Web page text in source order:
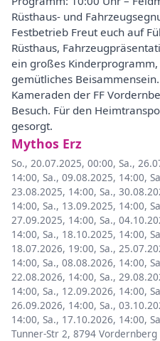
Rüsthaus- und
Festbetrieb Freut euch auf
Rüsthaus,
ein großes
gemütliches
Kameraden der FF
Besuch. Für den
gesorgt.
Mythos Erz
So., 20.07.2025, 00:00, Sa.,
14:00, Sa., 09.08.2025, 14:00,
23.08.2025, 14:00, Sa.,
14:00, Sa., 13.09.2025, 14:00,
27.09.2025, 14:00, Sa.,
14:00, Sa., 18.10.2025, 14:00,
18.07.2026, 19:00, Sa.,
14:00, Sa., 08.08.2026, 14:00,
22.08.2026, 14:00, Sa.,
14:00, Sa., 12.09.2026, 14:00,
26.09.2026, 14:00, Sa.,
14:00, Sa., 17.10.2026, 14:00,
Tunner-Str 2, 8794 Vordernberg